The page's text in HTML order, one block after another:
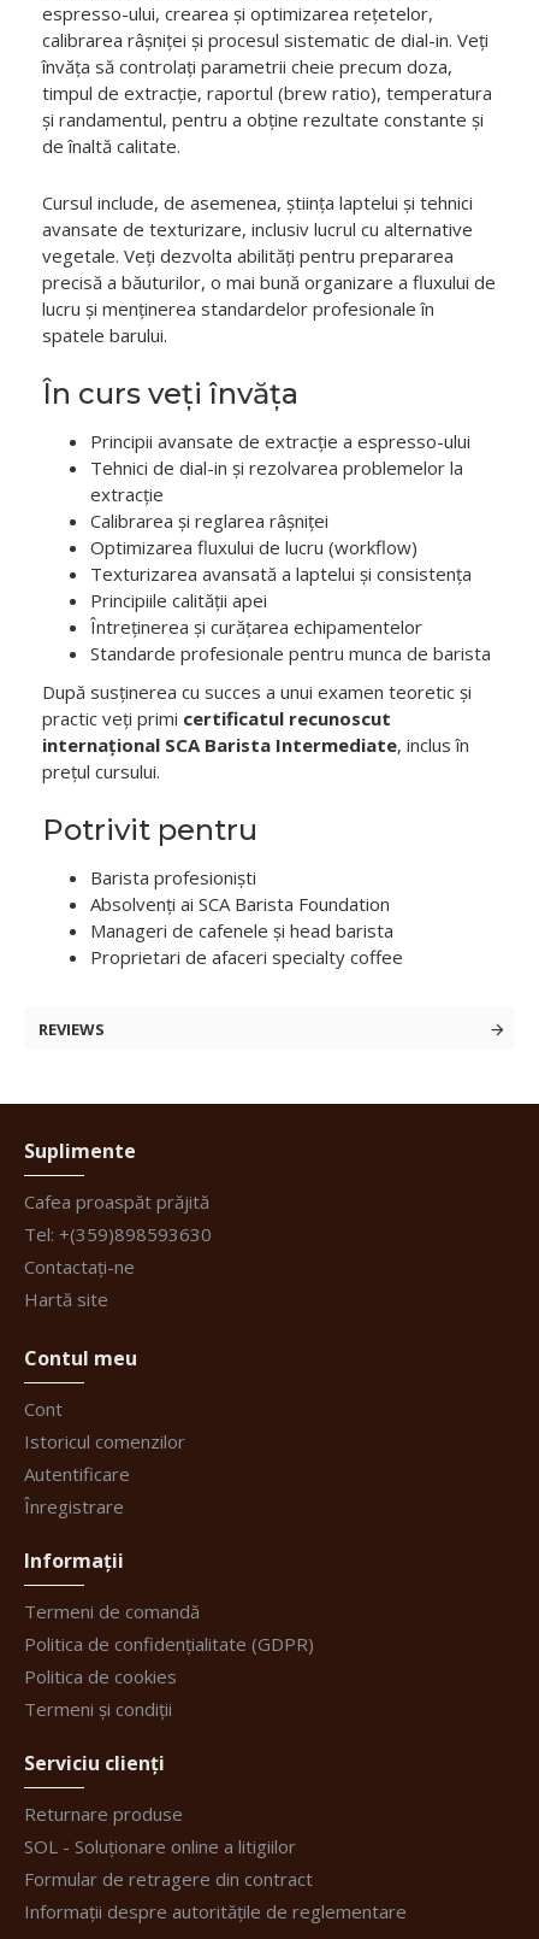
espresso-ului, crearea și optimizarea rețetelor,
calibrarea râșniței și procesul sistematic de dial-in. Veți
învăța să controlați parametrii cheie precum doza,
timpul de extracție, raportul (brew ratio), temperatura
și randamentul, pentru a obține rezultate constante și
de înaltă calitate.
Cursul include, de asemenea, știința laptelui și tehnici
avansate de texturizare, inclusiv lucrul cu alternative
vegetale. Veți dezvolta abilități pentru prepararea
precisă a băuturilor, o mai bună organizare a fluxului de
lucru și menținerea standardelor profesionale în
spatele barului.
În curs veți învăța
Principii avansate de extracție a espresso-ului
Tehnici de dial-in și rezolvarea problemelor la
extracție
Calibrarea și reglarea râșniței
Optimizarea fluxului de lucru (workflow)
Texturizarea avansată a laptelui și consistența
Principiile calității apei
Întreținerea și curățarea echipamentelor
Standarde profesionale pentru munca de barista
După susținerea cu succes a unui examen teoretic și
practic veți primi certificatul recunoscut
internațional SCA Barista Intermediate, inclus în
prețul cursului.
Potrivit pentru
Barista profesioniști
Absolvenți ai SCA Barista Foundation
Manageri de cafenele și head barista
Proprietari de afaceri specialty coffee
REVIEWS
Suplimente
Cafea proaspăt prăjită
Tel: +(359)898593630
Contactați-ne
Hartă site
Contul meu
Cont
Istoricul comenzilor
Autentificare
Înregistrare
Informații
Termeni de comandă
Politica de confidențialitate (GDPR)
Politica de cookies
Termeni și condiții
Serviciu clienți
Returnare produse
SOL - Soluționare online a litigiilor
Formular de retragere din contract
Informații despre autoritățile de reglementare